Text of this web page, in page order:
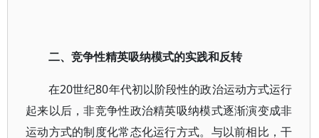
二、竞争性精英吸纳模式的实践和反转
在20世纪80年代初以阶段性的政治运动方式运行
起来以后，非竞争性政治精英吸纳模式逐渐演变成非
运动方式的制度化常态化运行方式。与以前相比，干